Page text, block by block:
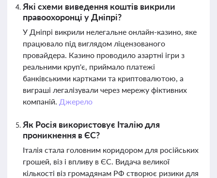
Які схеми виведення коштів викрили
правоохоронці у Дніпрі?
У Дніпрі викрили нелегальне онлайн-казино, яке
працювало під виглядом ліцензованого
провайдера. Казино проводило азартні ігри з
реальними круп'є, приймало платежі
банківськими картками та криптовалютою, а
виграші легалізували через мережу фіктивних
компаній. Джерело
Як Росія використовує Італію для
проникнення в ЄС?
Італія стала головним коридором для російських
грошей, віз і впливу в ЄС. Видача великої
кількості віз громадянам РФ створює ризики для